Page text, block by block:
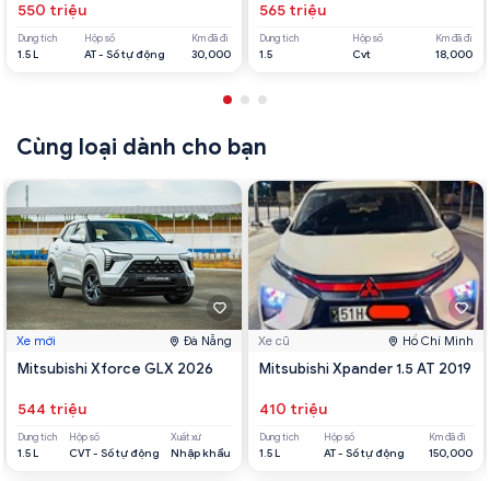
550 triệu
Dung tích
1.5 L
Hộp số
AT - Số tự động
Km đã đi
30,000
565 triệu
Dung tích
1.5
Hộp số
Cvt
Km đã đi
18,000
Cùng loại dành cho bạn
Xe mới Đà Nẵng
Mitsubishi Xforce GLX 2026
544 triệu
Dung tích
1.5 L
Hộp số
CVT - Số tự động
Xuất xứ
Nhập khẩu
Xe cũ Hồ Chí Minh
Mitsubishi Xpander 1.5 AT 2019
410 triệu
Dung tích
1.5 L
Hộp số
AT - Số tự động
Km đã đi
150,000